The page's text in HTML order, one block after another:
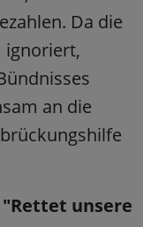
Da die
ignoriert,
an die
unsere